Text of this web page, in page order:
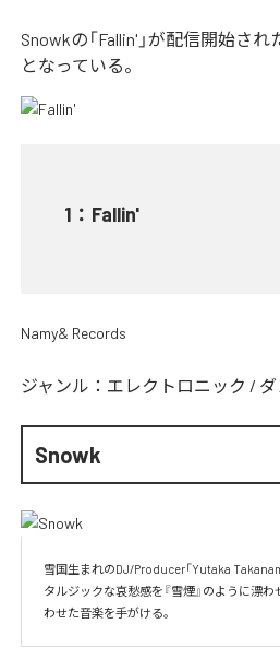
Snowkの「Fallin'」が配信開始さ
となっている。
1 ： Fallin'
Namy& Records
ジャンル： エレクトロニック / ダ
Snowk
雪国生まれのDJ/Producer「Yutaka
タルジックな哀愁感を『雪煙』のように漂
わせた音楽を手がける。